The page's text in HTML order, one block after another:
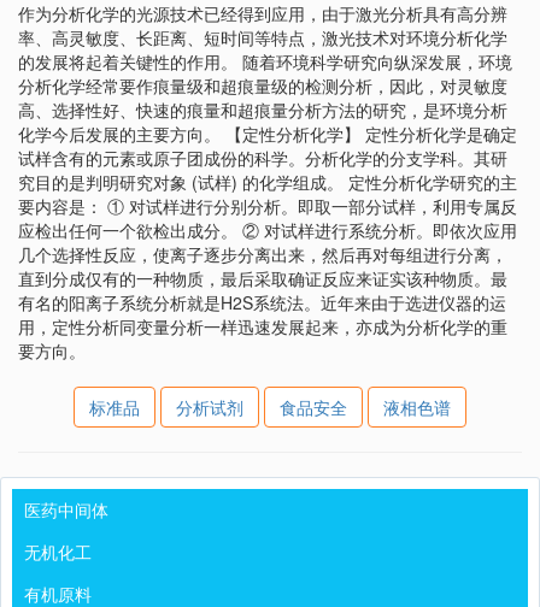
作为分析化学的光源技术已经得到应用，由于激光分析具有高分辨
率、高灵敏度、长距离、短时间等特点，激光技术对环境分析化学
的发展将起着关键性的作用。 随着环境科学研究向纵深发展，环境
分析化学经常要作痕量级和超痕量级的检测分析，因此，对灵敏度
高、选择性好、快速的痕量和超痕量分析方法的研究，是环境分析
化学今后发展的主要方向。 【定性分析化学】 定性分析化学是确定
试样含有的元素或原子团成份的科学。分析化学的分支学科。其研
究目的是判明研究对象 (试样) 的化学组成。 定性分析化学研究的主
要内容是： ① 对试样进行分别分析。即取一部分试样，利用专属反
应检出任何一个欲检出成分。 ② 对试样进行系统分析。即依次应用
几个选择性反应，使离子逐步分离出来，然后再对每组进行分离，
直到分成仅有的一种物质，最后采取确证反应来证实该种物质。最
有名的阳离子系统分析就是H2S系统法。近年来由于选进仪器的运
用，定性分析同变量分析一样迅速发展起来，亦成为分析化学的重
要方向。
标准品 分析试剂 食品安全 液相色谱
医药中间体
无机化工
有机原料